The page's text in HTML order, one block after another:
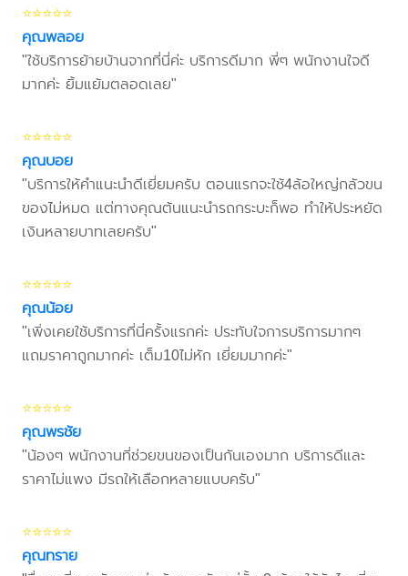
⭐⭐⭐⭐⭐
คุณพลอย
"ใช้บริการย้ายบ้านจากที่นี่ค่ะ บริการดีมาก พี่ๆ พนักงานใจดี
มากค่ะ ยิ้มแย้มตลอดเลย"
⭐⭐⭐⭐⭐
คุณบอย
"บริการให้คำแนะนำดีเยี่ยมครับ ตอนแรกจะใช้4ล้อใหญ่กลัวขน
ของไม่หมด แต่ทางคุณต้นแนะนำรถกระบะก็พอ ทำให้ประหยัด
เงินหลายบาทเลยครับ"
⭐⭐⭐⭐⭐
คุณน้อย
"เพิ่งเคยใช้บริการที่นี่ครั้งแรกค่ะ ประทับใจการบริการมากๆ
แถมราคาถูกมากค่ะ เต็ม10ไม่หัก เยี่ยมมากค่ะ"
⭐⭐⭐⭐⭐
คุณพรชัย
"น้องๆ พนักงานที่ช่วยขนของเป็นกันเองมาก บริการดีและ
ราคาไม่แพง มีรถให้เลือกหลายแบบครับ"
⭐⭐⭐⭐⭐
คุณทราย